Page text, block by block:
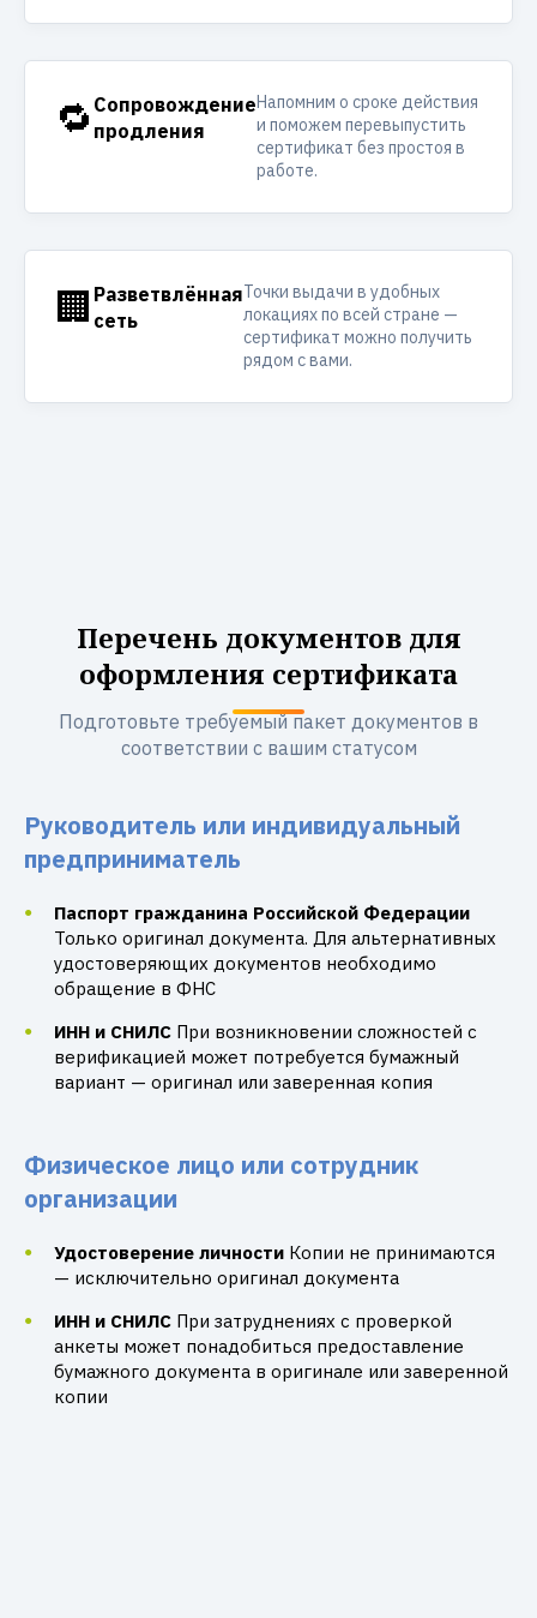
🔁 Сопровождение
продления
Напомним о сроке действия
и поможем перевыпустить
сертификат без простоя в
работе.
🏢 Разветвлённая
сеть
Точки выдачи в удобных
локациях по всей стране —
сертификат можно получить
рядом с вами.
Перечень документов для
оформления сертификата
Подготовьте требуемый пакет документов в
соответствии с вашим статусом
Руководитель или индивидуальный
предприниматель
Паспорт гражданина Российской Федерации
Только оригинал документа. Для альтернативных
удостоверяющих документов необходимо
обращение в ФНС
ИНН и СНИЛС При возникновении сложностей с
верификацией может потребуется бумажный
вариант — оригинал или заверенная копия
Физическое лицо или сотрудник
организации
Удостоверение личности Копии не принимаются
— исключительно оригинал документа
ИНН и СНИЛС При затруднениях с проверкой
анкеты может понадобиться предоставление
бумажного документа в оригинале или заверенной
копии